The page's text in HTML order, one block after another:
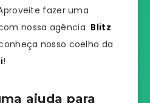
fazer uma
nossa agência Blitz
nosso coelho da
!
ajuda para